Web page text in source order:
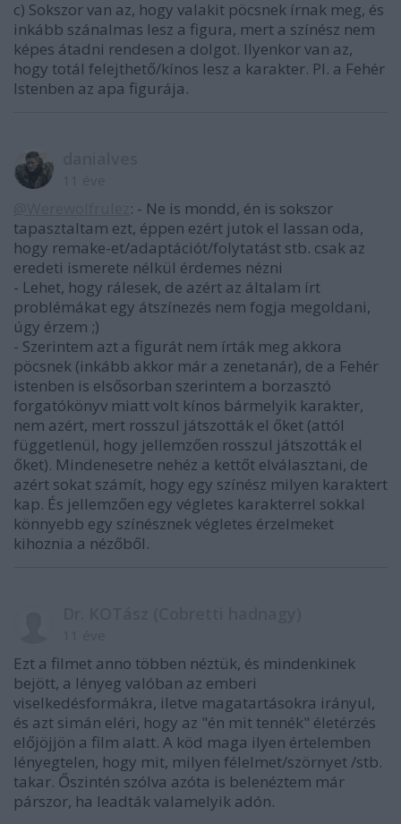
c) Sokszor van az, hogy valakit pöcsnek írnak meg, és
inkább szánalmas lesz a figura, mert a színész nem
képes átadni rendesen a dolgot. Ilyenkor van az,
hogy totál felejthető/kínos lesz a karakter. Pl. a Fehér
Istenben az apa figurája.
: - Ne is mondd, én is sokszor
tapasztaltam ezt, éppen ezért jutok el lassan oda,
hogy remake-et/adaptációt/folytatást stb. csak az
eredeti ismerete nélkül érdemes nézni
- Lehet, hogy rálesek, de azért az általam írt
problémákat egy átszínezés nem fogja megoldani,
úgy érzem ;)
- Szerintem azt a figurát nem írták meg akkora
pöcsnek (inkább akkor már a zenetanár), de a Fehér
istenben is elsősorban szerintem a borzasztó
forgatókönyv miatt volt kínos bármelyik karakter,
nem azért, mert rosszul játszották el őket (attól
függetlenül, hogy jellemzően rosszul játszották el
őket). Mindenesetre nehéz a kettőt elválasztani, de
azért sokat számít, hogy egy színész milyen karaktert
kap. És jellemzően egy végletes karakterrel sokkal
könnyebb egy színésznek végletes érzelmeket
kihoznia a nézőből.
Ezt a filmet anno többen néztük, és mindenkinek
bejött, a lényeg valóban az emberi
viselkedésformákra, iletve magatartásokra irányul,
és azt simán eléri, hogy az "én mit tennék" életérzés
előjöjjön a film alatt. A köd maga ilyen értelemben
lényegtelen, hogy mit, milyen félelmet/szörnyet /stb.
takar. Őszintén szólva azóta is belenéztem már
párszor, ha leadták valamelyik adón.